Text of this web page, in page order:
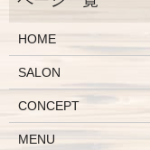
HOME
SALON
CONCEPT
MENU